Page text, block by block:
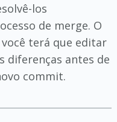
los
de merge. O
terá que editar
diferenças antes de
commit.